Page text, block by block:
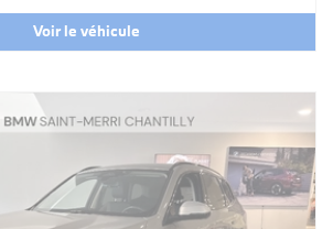
Voir le véhicule